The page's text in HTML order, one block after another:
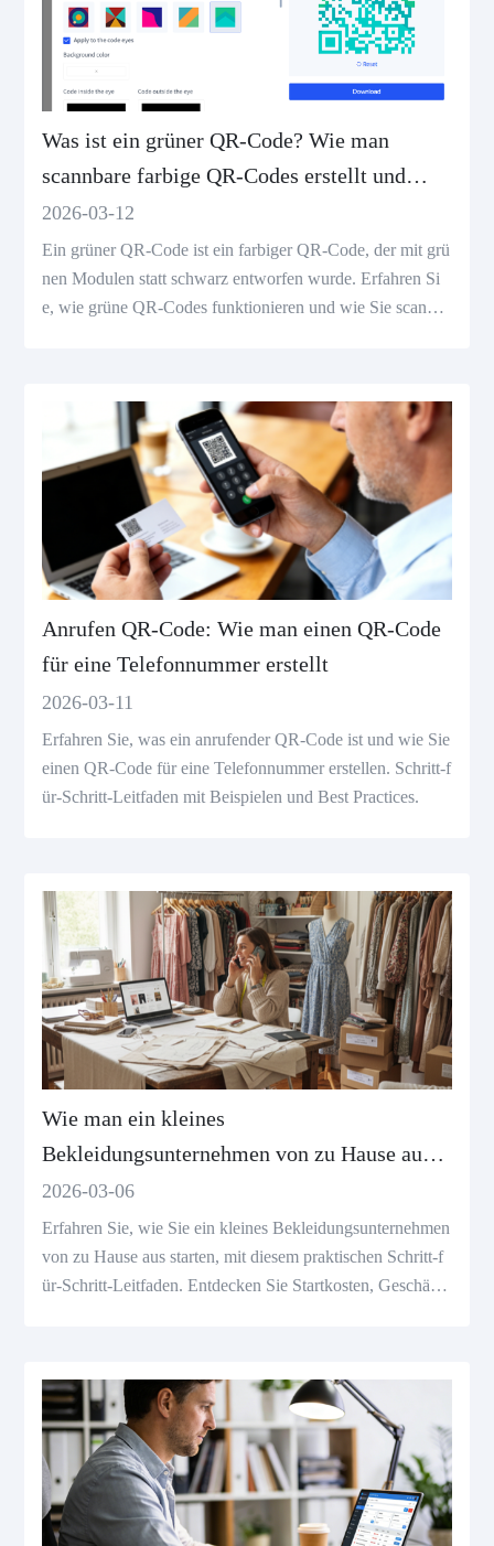
Was ist ein grüner QR-Code? Wie man
scannbare farbige QR-Codes erstellt und
gestaltet
2026-03-12
Ein grüner QR-Code ist ein farbiger QR-Code, der mit grü
nen Modulen statt schwarz entworfen wurde. Erfahren Si
e, wie grüne QR-Codes funktionieren und wie Sie scannb
Anrufen QR-Code: Wie man einen QR-Code
für eine Telefonnummer erstellt
2026-03-11
Erfahren Sie, was ein anrufender QR-Code ist und wie Sie
einen QR-Code für eine Telefonnummer erstellen. Schritt-f
ür-Schritt-Leitfaden mit Beispielen und Best Practices.
Wie man ein kleines
Bekleidungsunternehmen von zu Hause aus
startet (Schritt-für-Schritt-Leitfaden für
Anfänger)
2026-03-06
Erfahren Sie, wie Sie ein kleines Bekleidungsunternehmen
von zu Hause aus starten, mit diesem praktischen Schritt-f
ür-Schritt-Leitfaden. Entdecken Sie Startkosten, Geschäfts